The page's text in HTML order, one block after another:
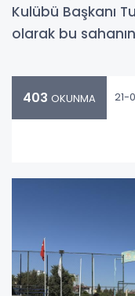
Kulübü Başkanı
olarak bu
403 OKUNMA 21-